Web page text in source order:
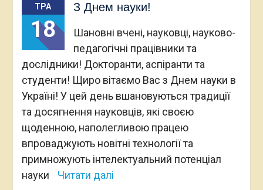
ТРА
18
З Днем науки!
Шановні вчені, науковці, науково-
педагогічні працівники та
дослідники! Докторанти, аспіранти та
студенти! Щиро вітаємо Вас з Днем науки в
Україні! У цей день вшановуються традиції
та досягнення науковців, які своєю
щоденною, наполегливою працею
впроваджують новітні технології та
примножують інтелектуальний потенціал
науки
Читати далі